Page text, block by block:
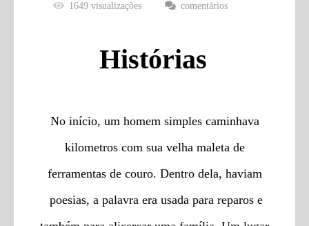
Histórias
1649visualizações comentários
No início, um homem simples caminhava
kilometros com sua velha maleta de
ferramentas de couro. Dentro dela, haviam
poesias, a palavra era usada para reparos e